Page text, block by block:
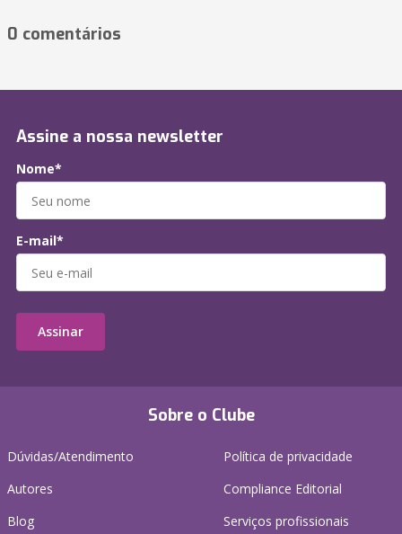
0 comentários
Sobre o Clube
Dúvidas/Atendimento
Autores
Blog
Política de privacidade
Compliance Editorial
Serviços profissionais
Assine a nossa newsletter
Nome*
E-mail*
Assinar